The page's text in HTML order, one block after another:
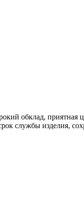
обклад, приятная
службы изделия,